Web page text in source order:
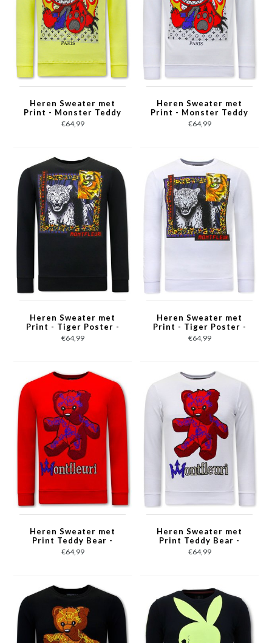
Heren Sweater met
Print - Monster Teddy
Bear - 3631 - Geel
€64,99
Heren Sweater met
Print - Monster Teddy
Bear - 3631 - Wit
€64,99
Heren Sweater met
Print - Tiger Poster -
3627 - Zwart
€64,99
Heren Sweater met
Print - Tiger Poster -
3627 - Wit
€64,99
Heren Sweater met
Print Teddy Bear -
3617 - Rood
€64,99
Heren Sweater met
Print Teddy Bear -
3617 - Wit
€64,99